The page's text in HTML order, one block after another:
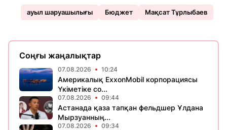
ауыл шаруашылығы Бюджет Мақсат Тұрлыбаев
Соңғы жаңалықтар
07.08.2026 10:24
Америкалық ExxonMobil корпорациясы
Үкіметіке со...
07.08.2026 09:44
Астанада қаза тапқан фельдшер Ұлдана
Мырзуанның...
07.08.2026 09:34